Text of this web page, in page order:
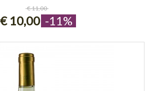
€ 11,00
€ 10,00 -11%